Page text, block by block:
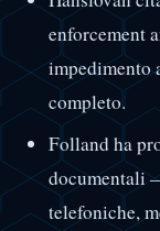
enforcement
impedimento
completo.
Folland ha
documentali
telefoniche,